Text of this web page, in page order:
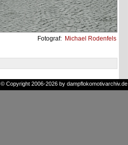
Fotograf: Michael Rodenfels
© Copyright 2006-2026 by dampflokomotivarchiv.de